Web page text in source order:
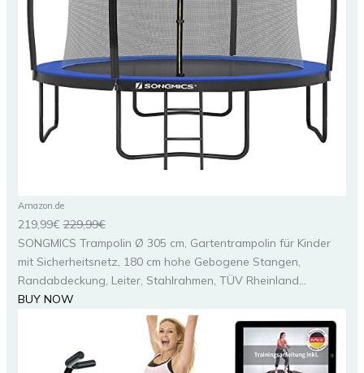
Amazon.de
219,99€229,99€
SONGMICS Trampolin Ø 305 cm, Gartentrampolin für Kinder
mit Sicherheitsnetz, 180 cm hohe Gebogene Stangen,
Randabdeckung, Leiter, Stahlrahmen, TÜV Rheinland...
BUY NOW